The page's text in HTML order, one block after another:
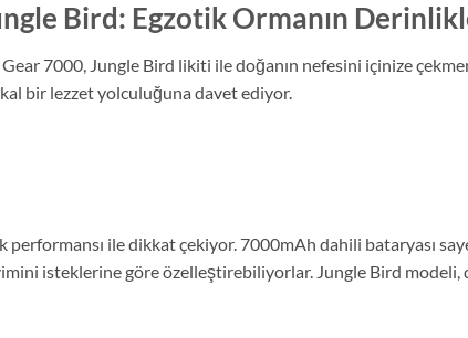
Bird: Egzotik Ormanın
7000, Jungle Bird likiti ile doğanın nefesini içinize
bir lezzet yolculuğuna davet ediyor.
performansı ile dikkat çekiyor. 7000mAh dahili bataryası
isteklerine göre özelleştirebiliyorlar. Jungle Bird